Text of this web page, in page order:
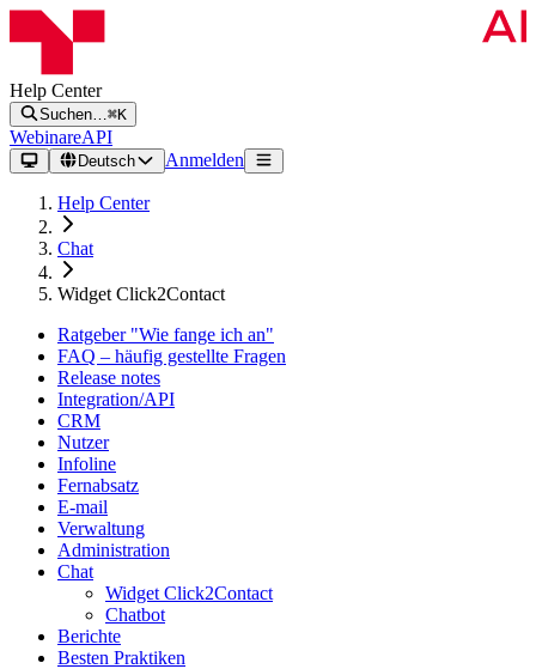
Help Center
Suchen… ⌘K
WebinareAPI
Deutsch Anmelden
Help Center
Chat
Widget Click2Contact
Ratgeber "Wie fange ich an"
FAQ – häufig gestellte Fragen
Release notes
Integration/API
CRM
Nutzer
Infoline
Fernabsatz
E-mail
Verwaltung
Administration
Chat
Widget Click2Contact
Chatbot
Berichte
Besten Praktiken